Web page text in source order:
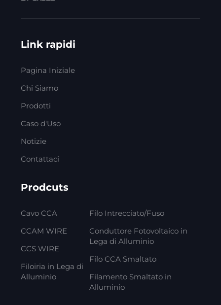
Link rapidi
Pagina Iniziale
Chi Siamo
Prodotti
Caso d'Uso
Notizie
Contattaci
Prodcuts
Cavo CCA
CCAM WIRE
CCS WIRE
Filoiria in Lega di
Alluminio
Filo Intrecciato/Fuso
Conduttore Fotovoltaico in
Lega di Alluminio
Filo CCA Smaltato
Filamento Smaltato in
Alluminio